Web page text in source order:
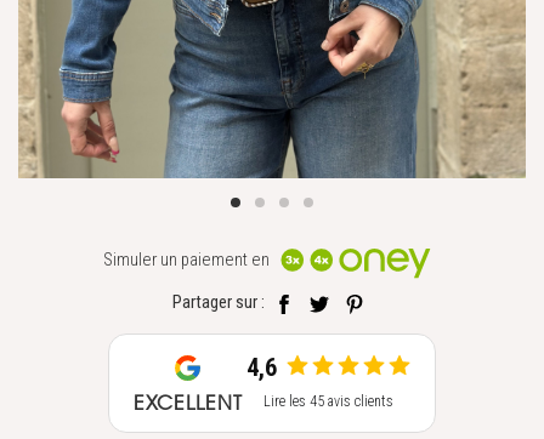
Simuler un paiement en
Partager sur :
EXCELLENT
4,6
Lire les 45 avis clients